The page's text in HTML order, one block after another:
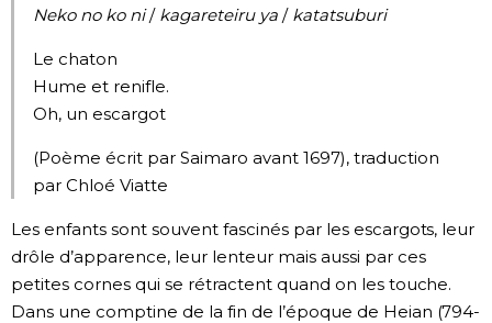
Images
Vidéos
Tokyo
Neko no ko ni/ kagareteiru ya/ katatsuburi
Le chaton
Hume et renifle.
Oh, un escargot
(Poème écrit par Saimaro avant 1697), traduction
par Chloé Viatte
Les enfants sont souvent fascinés par les escargots, leur
drôle d’apparence, leur lenteur mais aussi par ces
petites cornes qui se rétractent quand on les touche.
Dans une comptine de la fin de l’époque de Heian (794-